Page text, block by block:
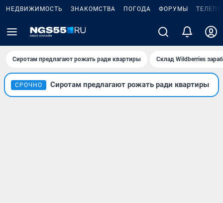
НЕДВИЖИМОСТЬ ЗНАКОМСТВА ПОГОДА ФОРУМЫ
Сиротам предлагают рожать ради квартиры Склад Wildberries
СРОЧНО Сиротам предлагают рожать ради квартиры